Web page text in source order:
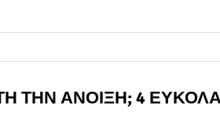
ΤΗΝ ΆΝΟΙΞΗ; 4